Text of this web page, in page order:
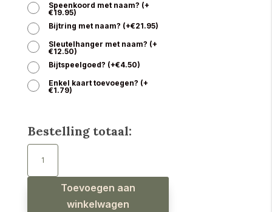
Speenkoord met naam? (+
€19.95)
Bijtring met naam? (+€21.95)
Sleutelhanger met naam? (+
€12.50)
Bijtspeelgoed? (+€4.50)
Enkel kaart toevoegen? (+
€1.79)
Bestelling totaal:
Babyslab
gans
aantal
Toevoegen aan
winkelwagen